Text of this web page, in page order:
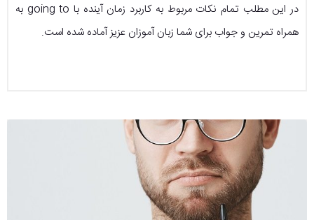
در این مطلب تمام نکات مربوط به کاربرد زمان آینده با going to به
همراه تمرین و جواب برای شما زبان آموزان عزیز آماده شده است.